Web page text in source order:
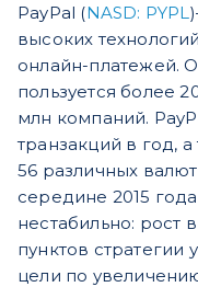
PayPal (NASD: PYPL
высоких
онлайн-платежей.
пользуется более
млн компаний.
транзакций в год,
56 различных
середине 2015
нестабильно: рост
пунктов стратегии
цели по